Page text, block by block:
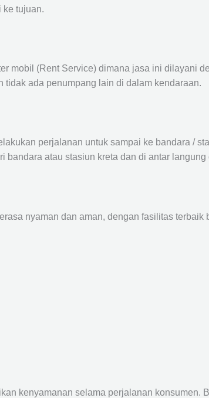
ke tujuan.
mobil (Rent Service) dimana jasa ini dilayani
ada penumpang lain di dalam kendaraan.
perjalanan untuk sampai ke bandara /
atau stasiun kreta dan di antar langung
nyaman dan aman, dengan fasilitas terbaik
kenyamanan selama perjalanan konsumen.